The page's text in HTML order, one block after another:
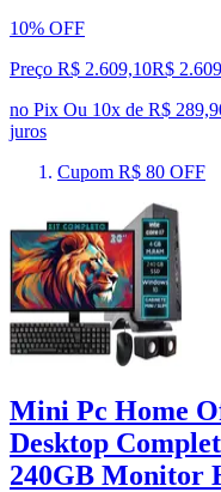
10% OFF
Preço R$ 2.609,10R$ 2.609
no Pix Ou 10x de R$
juros
Cupom R$ 80 OFF
Mini Pc Home
Desktop
240GB Monitor